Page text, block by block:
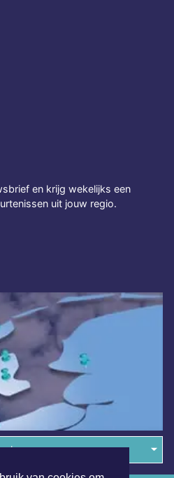
en krijg wekelijks een
uit jouw regio.